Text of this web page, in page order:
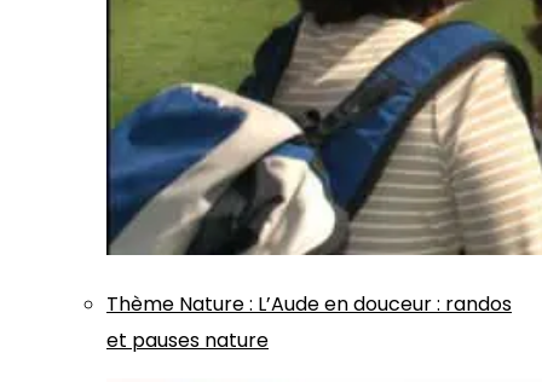
Thème Nature: L’Aude en douceur : randos
et pauses nature